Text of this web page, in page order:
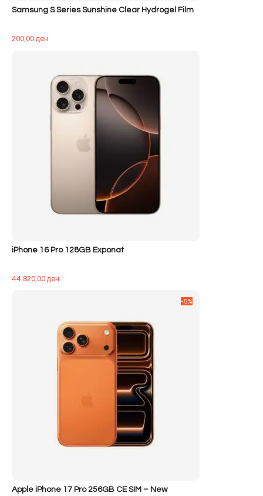
Samsung S Series Sunshine Clear Hydrogel Film
200,00ден
iPhone 16 Pro 128GB Exponat
44.820,00ден
Apple iPhone 17 Pro 256GB CE SIM – New
-5%